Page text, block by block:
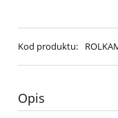
Kod produktu:
Opis